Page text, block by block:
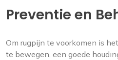
Preventie en
Om rugpijn te voorkomen is
te bewegen, een goede